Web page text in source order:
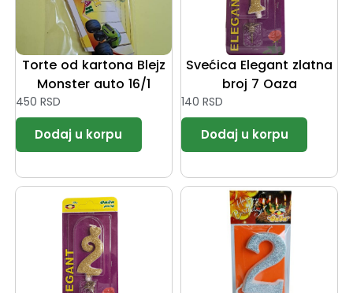
Torte od kartona Blejz
Monster auto 16/1
450 RSD
Svećica Elegant zlatna
broj 7 Oaza
140 RSD